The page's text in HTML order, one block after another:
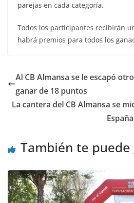
parejas en cada categoría.
Todos los participantes recibirán
habrá premios para todos los
Al CB Almansa se le escapó
ganar de 18 puntos
La cantera del CB Almansa se
También te